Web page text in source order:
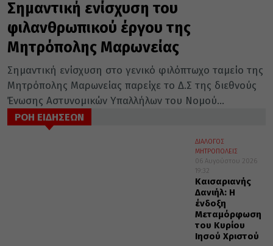
Σημαντική ενίσχυση του
φιλανθρωπικού έργου της
Μητρόπολης Μαρωνείας
Σημαντική ενίσχυση στο γενικό φιλόπτωχο ταμείο της
Μητρόπολης Μαρωνείας παρείχε το Δ.Σ της διεθνούς
Ένωσης Αστυνομικών Υπαλλήλων του Νομού...
ΡΟΗ ΕΙΔΗΣΕΩΝ
ΔΙΑΛΟΓΟΣ
ΜΗΤΡΟΠΟΛΕΙΣ
06 Αυγούστου 2026
19:32
Καισαριανής
Δανιήλ: Η
ένδοξη
Μεταμόρφωση
του Κυρίου
Ιησού Χριστού